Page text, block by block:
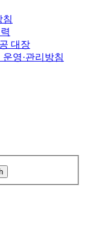
침
대장
영·관리방침